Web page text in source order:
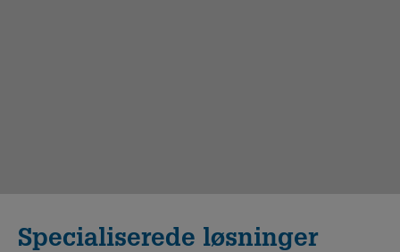
Specialiserede løsninger